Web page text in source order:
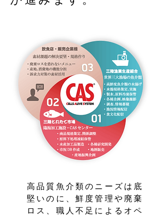
高品質魚介類のニーズは底
堅いのに、鮮度管理や廃棄
ロス、職人不足によるオペ